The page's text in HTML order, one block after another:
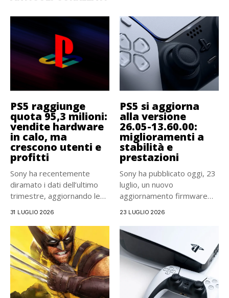
PS5 raggiunge
quota 95,3 milioni:
vendite hardware
in calo, ma
crescono utenti e
profitti
Sony ha recentemente
diramato i dati dell’ultimo
trimestre, aggiornando le
31 LUGLIO 2026
PS5 si aggiorna
alla versione
26.05-13.60.00:
miglioramenti a
stabilità e
prestazioni
Sony ha pubblicato oggi, 23
luglio, un nuovo
aggiornamento firmware
23 LUGLIO 2026